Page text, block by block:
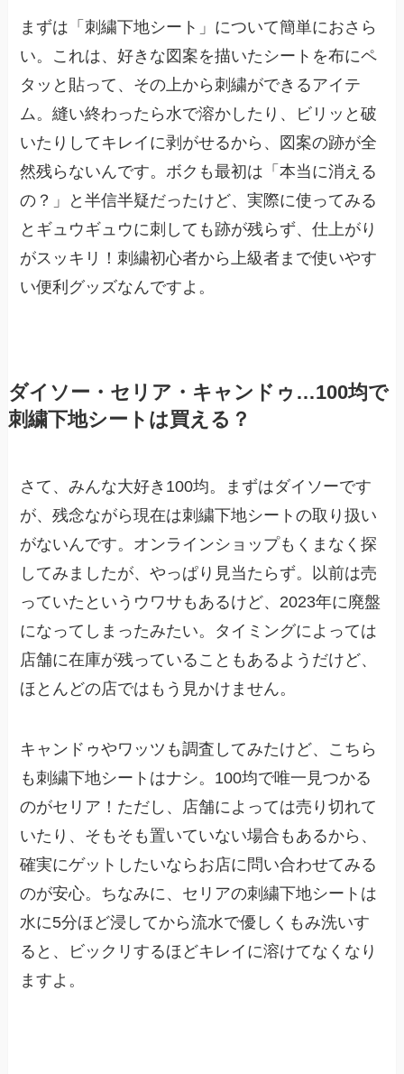
まずは「刺繍下地シート」について簡単におさら
い。これは、好きな図案を描いたシートを布にペ
タッと貼って、その上から刺繍ができるアイテ
ム。縫い終わったら水で溶かしたり、ビリッと破
いたりしてキレイに剥がせるから、図案の跡が全
然残らないんです。ボクも最初は「本当に消える
の？」と半信半疑だったけど、実際に使ってみる
とギュウギュウに刺しても跡が残らず、仕上がり
がスッキリ！刺繍初心者から上級者まで使いやす
い便利グッズなんですよ。
ダイソー・セリア・キャンドゥ…100均で
刺繍下地シートは買える？
さて、みんな大好き100均。まずはダイソーです
が、残念ながら現在は刺繍下地シートの取り扱い
がないんです。オンラインショップもくまなく探
してみましたが、やっぱり見当たらず。以前は売
っていたというウワサもあるけど、2023年に廃盤
になってしまったみたい。タイミングによっては
店舗に在庫が残っていることもあるようだけど、
ほとんどの店ではもう見かけません。
キャンドゥやワッツも調査してみたけど、こちら
も刺繍下地シートはナシ。100均で唯一見つかる
のがセリア！ただし、店舗によっては売り切れて
いたり、そもそも置いていない場合もあるから、
確実にゲットしたいならお店に問い合わせてみる
のが安心。ちなみに、セリアの刺繍下地シートは
水に5分ほど浸してから流水で優しくもみ洗いす
ると、ビックリするほどキレイに溶けてなくなり
ますよ。